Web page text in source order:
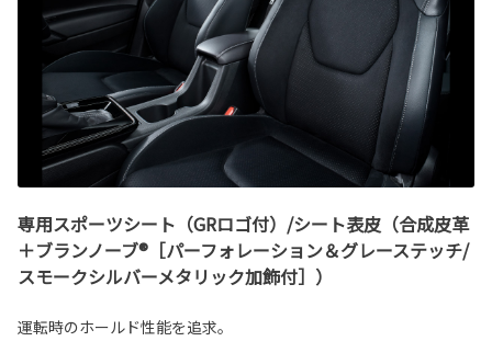
専用スポーツシート（GRロゴ付）/シート表皮（合成皮革
＋ブランノーブ®［パーフォレーション＆グレーステッチ/
スモークシルバーメタリック加飾付］）
運転時のホールド性能を追求。